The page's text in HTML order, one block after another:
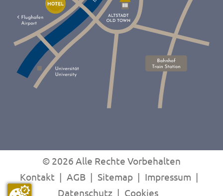
© 2026 Alle Rechte Vorbehalten
Kontakt
AGB Sitemap
Impressum
Datenschutz
Cookies